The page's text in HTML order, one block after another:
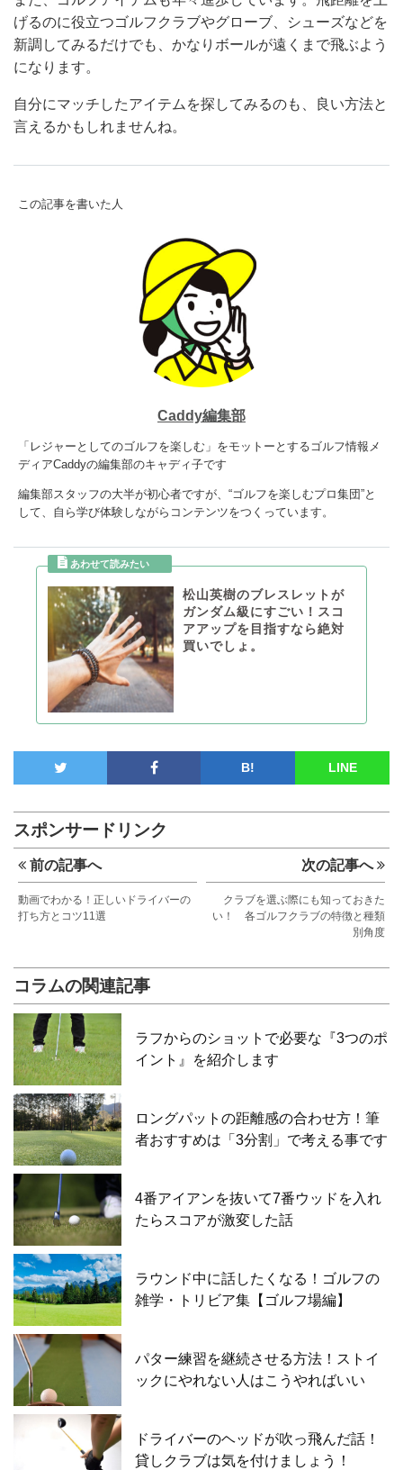
げるのに役立つゴルフクラブやグローブ、シューズなどを
新調してみるだけでも、かなりボールが遠くまで飛ぶよう
になります。
自分にマッチしたアイテムを探してみるのも、良い方法と
言えるかもしれませんね。
この記事を書いた人
Caddy編集部
「レジャーとしてのゴルフを楽しむ」をモットーとするゴルフ情報メ
ディアCaddyの編集部のキャディ子です
編集部スタッフの大半が初心者ですが、“ゴルフを楽しむプロ集団”と
して、自ら学び体験しながらコンテンツをつくっています。
松山英樹のブレスレットが
ガンダム級にすごい！スコ
アアップを目指すなら絶対
買いでしょ。
B! LINE
スポンサードリンク
前の記事へ
動画でわかる！正しいドライバーの
打ち方とコツ11選
次の記事へ
クラブを選ぶ際にも知っておきた
い！ 各ゴルフクラブの特徴と種類
別角度
コラムの関連記事
ラフからのショットで必要な『3つのポ
イント』を紹介します
ロングパットの距離感の合わせ方！筆
者おすすめは「3分割」で考える事です
4番アイアンを抜いて7番ウッドを入れ
たらスコアが激変した話
ラウンド中に話したくなる！ゴルフの
雑学・トリビア集【ゴルフ場編】
パター練習を継続させる方法！ストイ
ックにやれない人はこうやればいい
ドライバーのヘッドが吹っ飛んだ話！
貸しクラブは気を付けましょう！